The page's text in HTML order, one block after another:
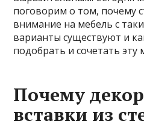
поговорим о том, почему
внимание на мебель с
варианты существуют и
подобрать и сочетать эту
Почему
вставки из